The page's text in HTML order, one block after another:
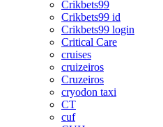
Crikbets99
Crikbets99 id
Crikbets99 login
Critical Care
cruises
cruizeiros
Cruzeiros
cryodon taxi
CT
cuf